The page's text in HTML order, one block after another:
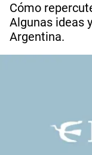
Cómo
Algunas ideas
Argentina.